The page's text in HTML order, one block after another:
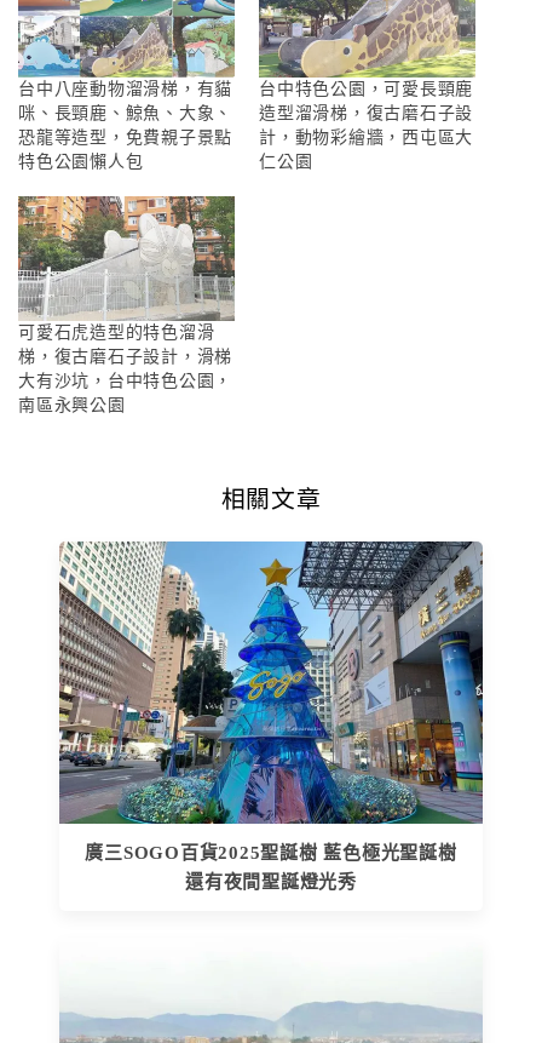
台中八座動物溜滑梯，有貓
咪、長頸鹿、鯨魚、大象、
恐龍等造型，免費親子景點
特色公園懶人包
台中特色公園，可愛長頸鹿
造型溜滑梯，復古磨石子設
計，動物彩繪牆，西屯區大
仁公園
可愛石虎造型的特色溜滑
梯，復古磨石子設計，滑梯
大有沙坑，台中特色公園，
南區永興公園
相關文章
廣三SOGO百貨2025聖誕樹 藍色極光聖誕樹
還有夜間聖誕燈光秀